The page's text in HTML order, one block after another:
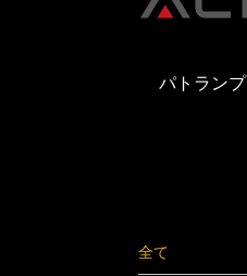
パトランプ
全て